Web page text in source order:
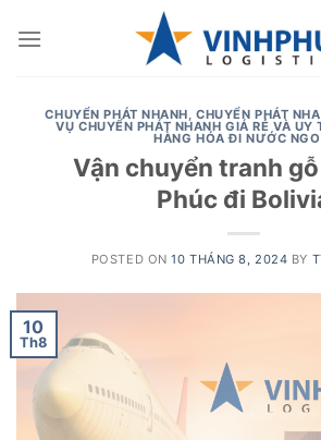
CHUYỂN PHÁT NHANH,CHUYỂN PHÁT
VỤ CHUYỂN PHÁT NHANH GIÁ RẺ VÀ UY
HÀNG HÓA ĐI NƯỚC
Vận chuyển tranh
Phúc đi
POSTED ON10 THÁNG 8, 2024 BY
10
Th8